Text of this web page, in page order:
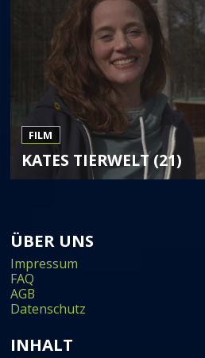
FILM
KATES TIERWELT (21)
ÜBER UNS
Impressum
FAQ
AGB
Datenschutz
INHALT